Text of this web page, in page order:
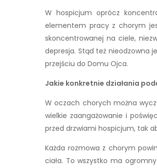
W hospicjum oprócz
elementem pracy z chorym
skoncentrowanej na ciele,
depresja. Stąd też nieodzowna
przejściu do Domu Ojca.
Jakie konkretnie działania
W oczach chorych można
wielkie zaangażowanie i
przed drzwiami hospicjum, tak
Każda rozmowa z chorym
ciała. To wszystko ma